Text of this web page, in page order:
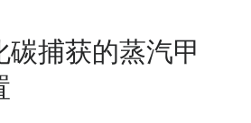
捕获的蒸汽甲